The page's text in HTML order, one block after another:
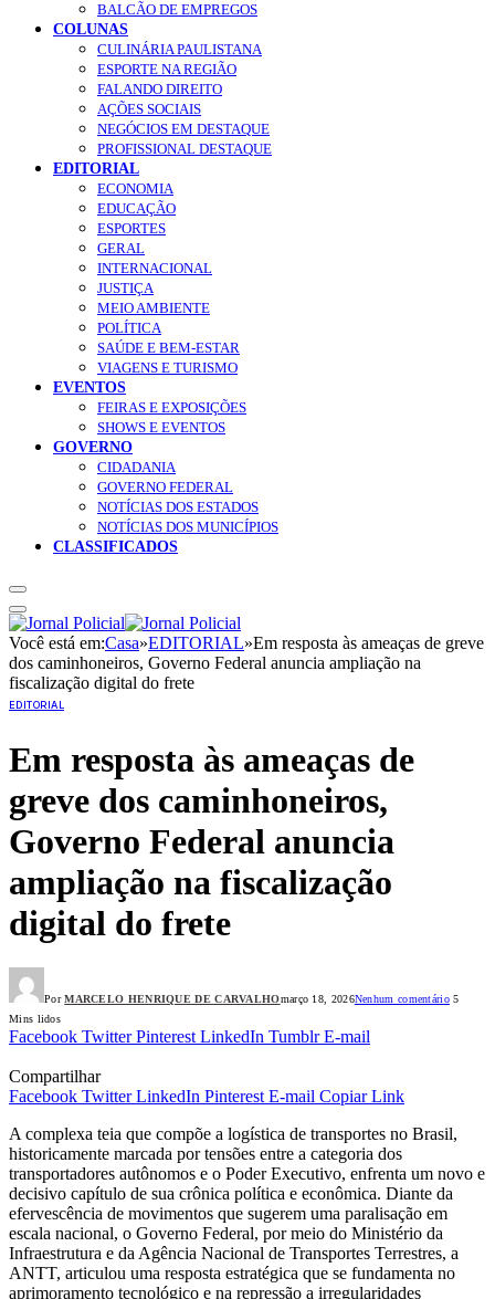
BALCÃO DE EMPREGOS
COLUNAS
CULINÁRIA PAULISTANA
ESPORTE NA REGIÃO
FALANDO DIREITO
AÇÕES SOCIAIS
NEGÓCIOS EM DESTAQUE
PROFISSIONAL DESTAQUE
EDITORIAL
ECONOMIA
EDUCAÇÃO
ESPORTES
GERAL
INTERNACIONAL
JUSTIÇA
MEIO AMBIENTE
POLÍTICA
SAÚDE E BEM-ESTAR
VIAGENS E TURISMO
EVENTOS
FEIRAS E EXPOSIÇÕES
SHOWS E EVENTOS
GOVERNO
CIDADANIA
GOVERNO FEDERAL
NOTÍCIAS DOS ESTADOS
NOTÍCIAS DOS MUNICÍPIOS
CLASSIFICADOS
Você está em:Casa»EDITORIAL»Em resposta às ameaças de greve
dos caminhoneiros, Governo Federal anuncia ampliação na
fiscalização digital do frete
EDITORIAL
Em resposta às ameaças de
greve dos caminhoneiros,
Governo Federal anuncia
ampliação na fiscalização
digital do frete
Por MARCELO HENRIQUE DE CARVALHOmarço 18, 2026Nenhum comentário5
Mins lidos
Facebook Twitter Pinterest LinkedIn Tumblr E-mail
Compartilhar
Facebook Twitter LinkedIn Pinterest E-mail Copiar Link
A complexa teia que compõe a logística de transportes no Brasil,
historicamente marcada por tensões entre a categoria dos
transportadores autônomos e o Poder Executivo, enfrenta um novo e
decisivo capítulo de sua crônica política e econômica. Diante da
efervescência de movimentos que sugerem uma paralisação em
escala nacional, o Governo Federal, por meio do Ministério da
Infraestrutura e da Agência Nacional de Transportes Terrestres, a
ANTT, articulou uma resposta estratégica que se fundamenta no
aprimoramento tecnológico e na repressão a irregularidades